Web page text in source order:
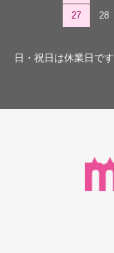
27 28
日・祝日は休業日で